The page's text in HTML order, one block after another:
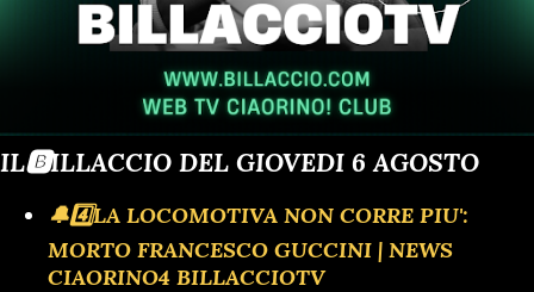
IL🅱️ILLACCIO DEL GIOVEDI 6 AGOSTO
🔔4️⃣LA LOCOMOTIVA NON CORRE PIU':
MORTO FRANCESCO GUCCINI | NEWS
CIAORINO4 BILLACCIOTV